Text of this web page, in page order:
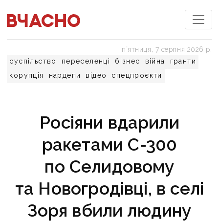
суспільство переселенці бізнес війна
гранти
корупція
нардепи відео спецпроєкти
пʼятниця, 7 серпня 2026 р.
Росіяни вдарили
ракетами С-300
по Селидовому
та Новогродівці, в селі
Зоря вбили людину